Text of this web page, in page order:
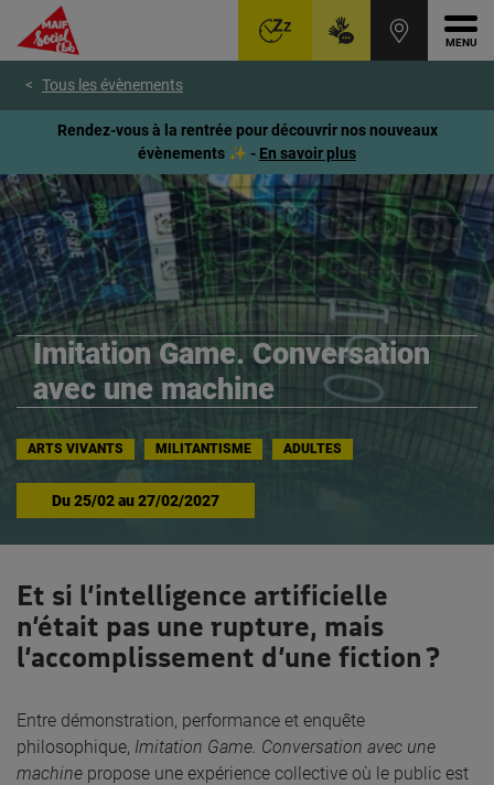
contenu
page
Tous les évènements
Rendez-vous à la rentrée pour découvrir nos nouveaux
évènements ✨ - En savoir plus
Imitation Game. Conversation
avec une machine
ARTS VIVANTS MILITANTISME ADULTES
Du25/02au27/02/2027
Et si l’intelligence artificielle
n’était pas une rupture, mais
l’accomplissement d’une fiction ?
Entre démonstration, performance et enquête
philosophique, Imitation Game. Conversation avec une
machine propose une expérience collective où le public est